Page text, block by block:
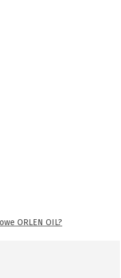
ORLEN OIL?